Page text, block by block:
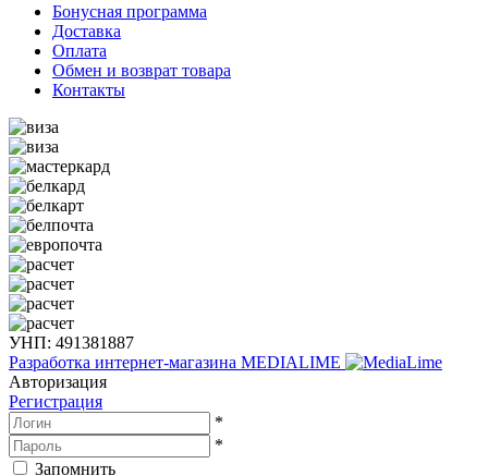
Бонусная программа
Доставка
Оплата
Обмен и возврат товара
Контакты
УНП: 491381887
Разработка интернет-магазина MEDIALIME
Авторизация
Регистрация
*
*
Запомнить